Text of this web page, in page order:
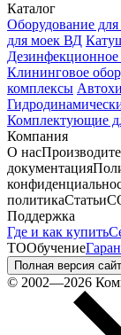
Каталог
Оборудование для
для моек ВД
Дезинфекционное
Клининговое
комплексы
Комплектующие
Компания
О нас
документация
политикаСтатьи
Поддержка
Где и как купить
ТООбучение
Полная версия
© 2002—2026